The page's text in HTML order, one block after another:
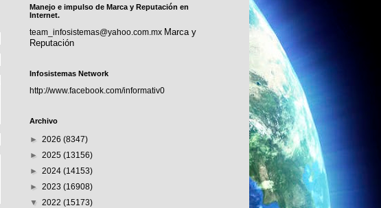
Manejo e impulso de Marca y Reputación en
Internet.
team_infosistemas@yahoo.com.mx Marca y
Reputación
Infosistemas Network
http://www.facebook.com/informativ0
Archivo
► 2026 (8347)
► 2025 (13156)
► 2024 (14153)
► 2023 (16908)
▼ 2022 (15173)